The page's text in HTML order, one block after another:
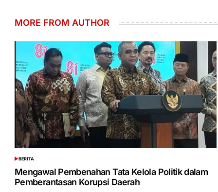
MORE FROM AUTHOR
POSTED
IN
BERITA
Mengawal Pembenahan Tata Kelola Politik dalam
Pemberantasan Korupsi Daerah